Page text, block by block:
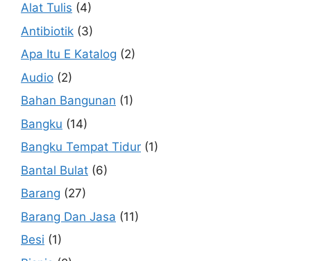
Alat Tulis (4)
Antibiotik (3)
Apa Itu E Katalog (2)
Audio (2)
Bahan Bangunan (1)
Bangku (14)
Bangku Tempat Tidur (1)
Bantal Bulat (6)
Barang (27)
Barang Dan Jasa (11)
Besi (1)